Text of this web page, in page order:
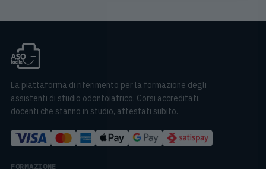
La piattaforma di riferimento per la formazione degli
assistenti di studio odontoiatrico. Corsi accreditati,
docenti che stanno in studio, attestati subito.
FORMAZIONE